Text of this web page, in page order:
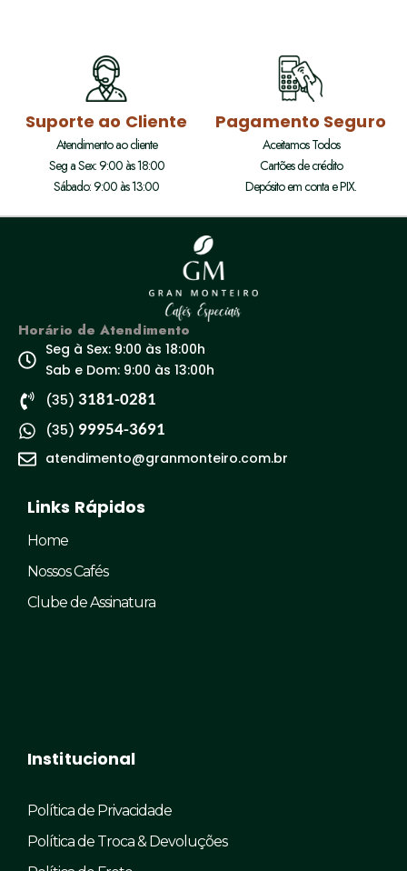
Suporte ao Cliente
Atendimento ao cliente
Seg a Sex: 9:00 às 18:00
Sábado: 9:00 às 13:00
Pagamento Seguro
Aceitamos Todos
Cartões de crédito
Depósito em conta e PIX.
Horário de Atendimento
Seg à Sex: 9:00 às 18:00h
Sab e Dom: 9:00 às 13:00h
(35) 3181-0281
(35) 99954-3691
atendimento@granmonteiro.com.br
Links Rápidos
Home
Nossos Cafés
Clube de Assinatura
Institucional
Política de Privacidade
Política de Troca & Devoluções